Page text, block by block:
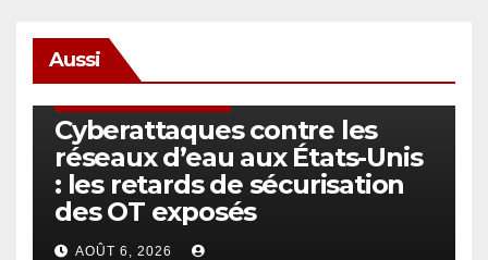
Aussi
Cyberattaques contre les
réseaux d’eau aux États-Unis
: les retards de sécurisation
des OT exposés
AOÛT 6, 2026